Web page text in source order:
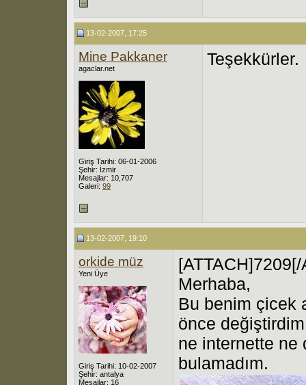
13-02-2007, 17:25
Mine Pakkaner
agaclar.net
Giriş Tarihi: 06-01-2006
Şehir: İzmir
Mesajlar: 10,707
Galeri: 99
Teşekkürler.
13-02-2007, 19:10
orkide müz
Yeni Üye
Giriş Tarihi: 10-02-2007
Şehir: antalya
Mesajlar: 16
[ATTACH]7209[/
Merhaba,
Bu benim çicek
önce
ne internette ne
bulamadım.